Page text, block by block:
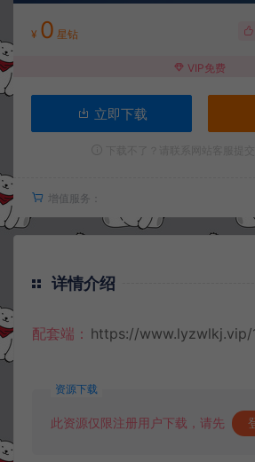
¥ 0 星钻
VIP免费
立即下载
增值服务：
详情介绍
配套端： https://www.lyzwlkj.vip/
资源下载
此资源仅限注册用户下载，请先